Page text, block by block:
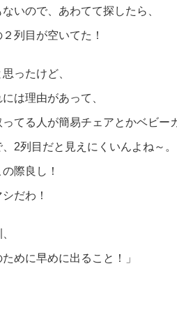
いので、あわてて探したら、
列目が空いてた！
ったけど、
は理由があって、
てる人が簡易チェアとかベビー
2列目だと見えにくいんよね～。
際良し！
だわ！
ために早めに出ること！」